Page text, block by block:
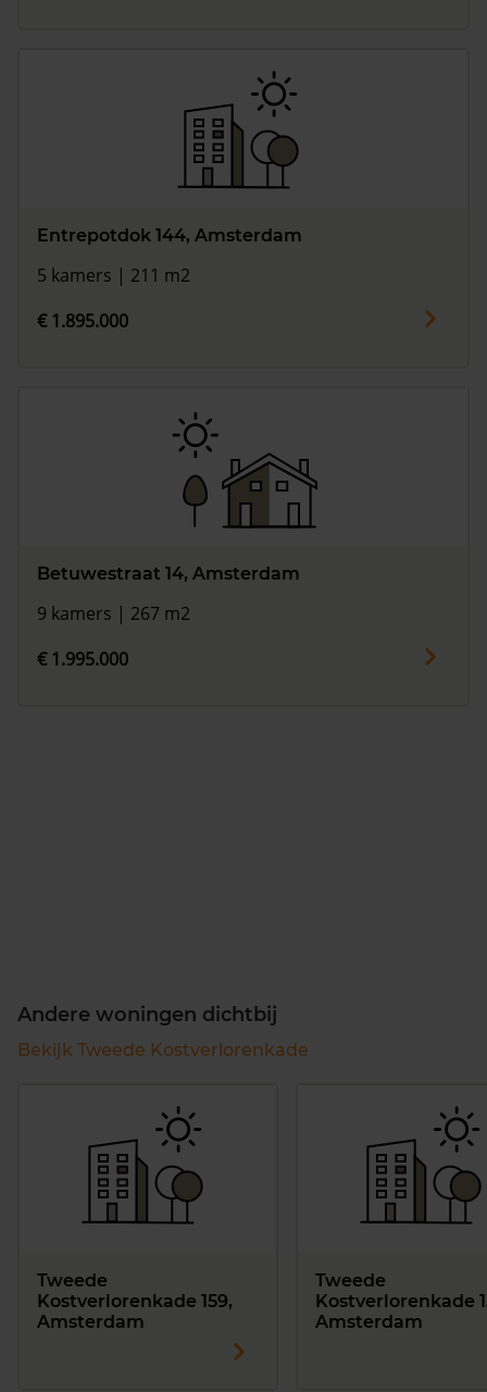
Entrepotdok 144, Amsterdam
5 kamers | 211 m2
€ 1.895.000
Betuwestraat 14, Amsterdam
9 kamers | 267 m2
€ 1.995.000
Andere woningen dichtbij
Bekijk Tweede Kostverlorenkade
Tweede
Kostverlorenkade 159,
Amsterdam
Tweede
Kostverlorenkade
Amsterdam